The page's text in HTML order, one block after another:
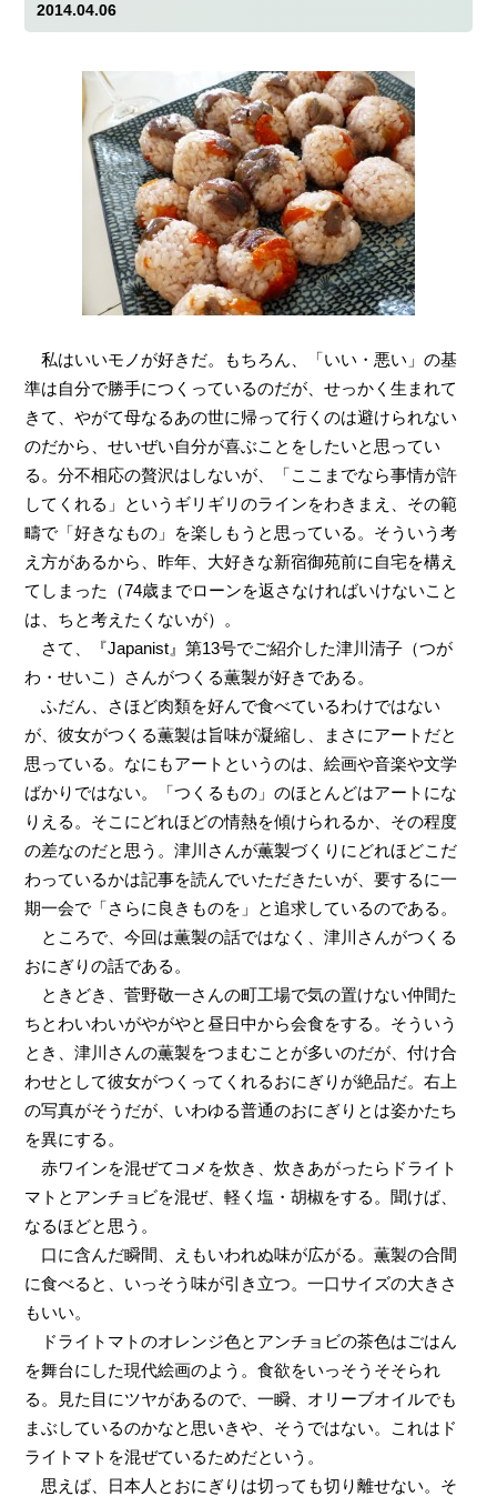
2014.04.06
私はいいモノが好きだ。もちろん、「いい・悪い」の基
準は自分で勝手につくっているのだが、せっかく生まれて
きて、やがて母なるあの世に帰って行くのは避けられない
のだから、せいぜい自分が喜ぶことをしたいと思ってい
る。分不相応の贅沢はしないが、「ここまでなら事情が許
してくれる」というギリギリのラインをわきまえ、その範
疇で「好きなもの」を楽しもうと思っている。そういう考
え方があるから、昨年、大好きな新宿御苑前に自宅を構え
てしまった（74歳までローンを返さなければいけないこと
は、ちと考えたくないが）。
さて、『Japanist』第13号でご紹介した津川清子（つが
わ・せいこ）さんがつくる薫製が好きである。
ふだん、さほど肉類を好んで食べているわけではない
が、彼女がつくる薫製は旨味が凝縮し、まさにアートだと
思っている。なにもアートというのは、絵画や音楽や文学
ばかりではない。「つくるもの」のほとんどはアートにな
りえる。そこにどれほどの情熱を傾けられるか、その程度
の差なのだと思う。津川さんが薫製づくりにどれほどこだ
わっているかは記事を読んでいただきたいが、要するに一
期一会で「さらに良きものを」と追求しているのである。
ところで、今回は薫製の話ではなく、津川さんがつくる
おにぎりの話である。
ときどき、菅野敬一さんの町工場で気の置けない仲間た
ちとわいわいがやがやと昼日中から会食をする。そういう
とき、津川さんの薫製をつまむことが多いのだが、付け合
わせとして彼女がつくってくれるおにぎりが絶品だ。右上
の写真がそうだが、いわゆる普通のおにぎりとは姿かたち
を異にする。
赤ワインを混ぜてコメを炊き、炊きあがったらドライト
マトとアンチョビを混ぜ、軽く塩・胡椒をする。聞けば、
なるほどと思う。
口に含んだ瞬間、えもいわれぬ味が広がる。薫製の合間
に食べると、いっそう味が引き立つ。一口サイズの大きさ
もいい。
ドライトマトのオレンジ色とアンチョビの茶色はごはん
を舞台にした現代絵画のよう。食欲をいっそうそそられ
る。見た目にツヤがあるので、一瞬、オリーブオイルでも
まぶしているのかなと思いきや、そうではない。これはド
ライトマトを混ぜているためだという。
思えば、日本人とおにぎりは切っても切り離せない。そ